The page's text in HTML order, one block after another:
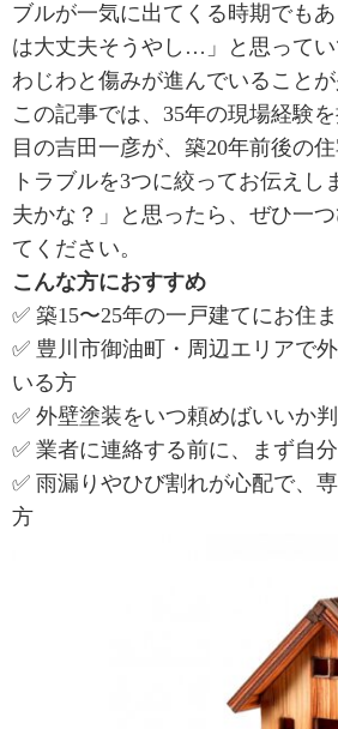
ブルが一気に出てくる時期でも
は大丈夫そうやし…」と思って
わじわと傷みが進んでいることが
この記事では、35年の現場経験
目の吉田一彦が、築20年前後の
トラブルを3つに絞ってお伝え
夫かな？」と思ったら、ぜひ一
てください。
こんな方におすすめ
✅ 築15〜25年の一戸建てにお住
✅ 豊川市御油町・周辺エリアで
いる方
✅ 外壁塗装をいつ頼めばいいか
✅ 業者に連絡する前に、まず自
✅ 雨漏りやひび割れが心配で、
方